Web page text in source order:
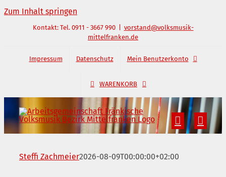
Zum Inhalt springen
Kontakt: Tel. 0911 - 3667 990
vorstand@volksmusik-
mittelfranken.de
Impressum Datenschutz Mein Benutzerkonto
WARENKORB
Steffi Zachmeier2026-08-09T00:00:00+02:00